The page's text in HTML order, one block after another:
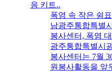
응 키트..
폭염 속 작은 쉼
남광주통합특별
봉사센터, 폭염
광주통합특별시
봉사센터는 7월
원봉사활동을 앞